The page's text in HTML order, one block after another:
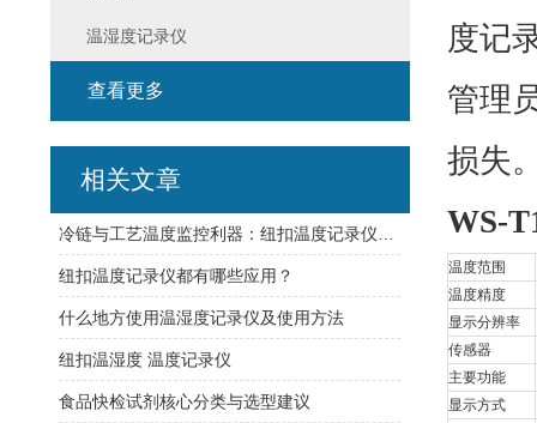
度记
管理
损失
WS-
温度范围
温度精度
显示分辨率
传感器
主要功能
显示方式
温湿度记录仪
查看更多
相关文章
纽扣温度记录仪都有哪些应用？
什么地方使用温湿度记录仪及使用方法
纽扣温湿度 温度记录仪
食品快检试剂核心分类与选型建议